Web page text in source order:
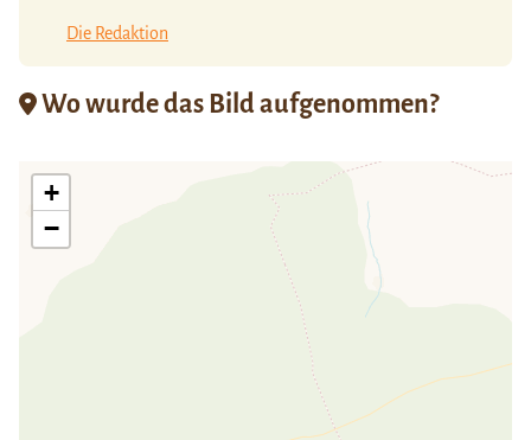
Die Redaktion
Wo wurde das Bild aufgenommen?
+
−